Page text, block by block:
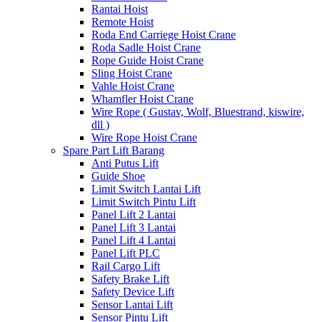
Rantai Hoist
Remote Hoist
Roda End Carriege Hoist Crane
Roda Sadle Hoist Crane
Rope Guide Hoist Crane
Sling Hoist Crane
Vahle Hoist Crane
Whamfler Hoist Crane
Wire Rope ( Gustav, Wolf, Bluestrand, kiswire,
dll )
Wire Rope Hoist Crane
Spare Part Lift Barang
Anti Putus Lift
Guide Shoe
Limit Switch Lantai Lift
Limit Switch Pintu Lift
Panel Lift 2 Lantai
Panel Lift 3 Lantai
Panel Lift 4 Lantai
Panel Lift PLC
Rail Cargo Lift
Safety Brake Lift
Safety Device Lift
Sensor Lantai Lift
Sensor Pintu Lift